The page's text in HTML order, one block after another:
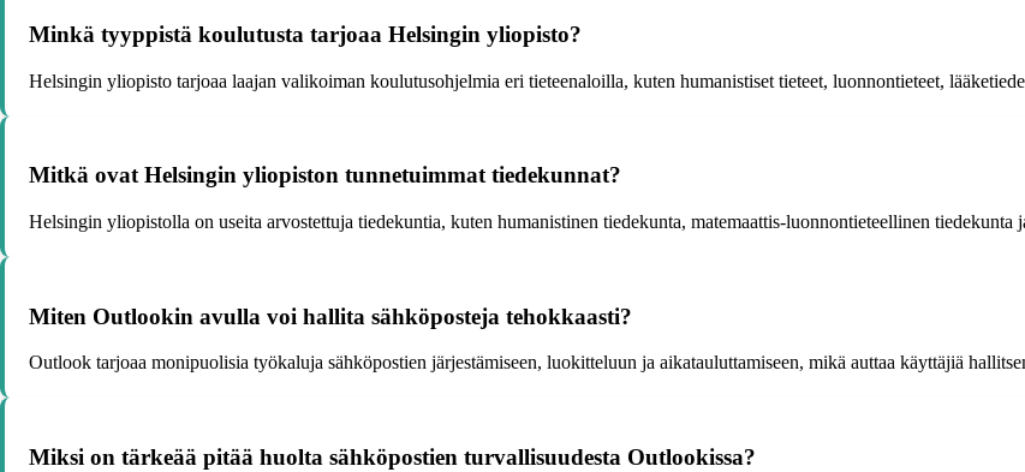
Minkä tyyppistä koulutusta tarjoaa Helsingin yliopisto?
Helsingin yliopisto tarjoaa laajan valikoiman koulutusohjelmia eri tieteenaloilla, kuten humanistiset tieteet, luonnontieteet,
Mitkä ovat Helsingin yliopiston tunnetuimmat tiedekunnat?
Helsingin yliopistolla on useita arvostettuja tiedekuntia, kuten humanistinen tiedekunta, matemaattis-luonnontieteellinen tiedekunta
Miten Outlookin avulla voi hallita sähköposteja tehokkaasti?
Outlook tarjoaa monipuolisia työkaluja sähköpostien järjestämiseen, luokitteluun ja aikatauluttamiseen, mikä auttaa käyttäjiä
Miksi on tärkeää pitää huolta sähköpostien turvallisuudesta Outlookissa?